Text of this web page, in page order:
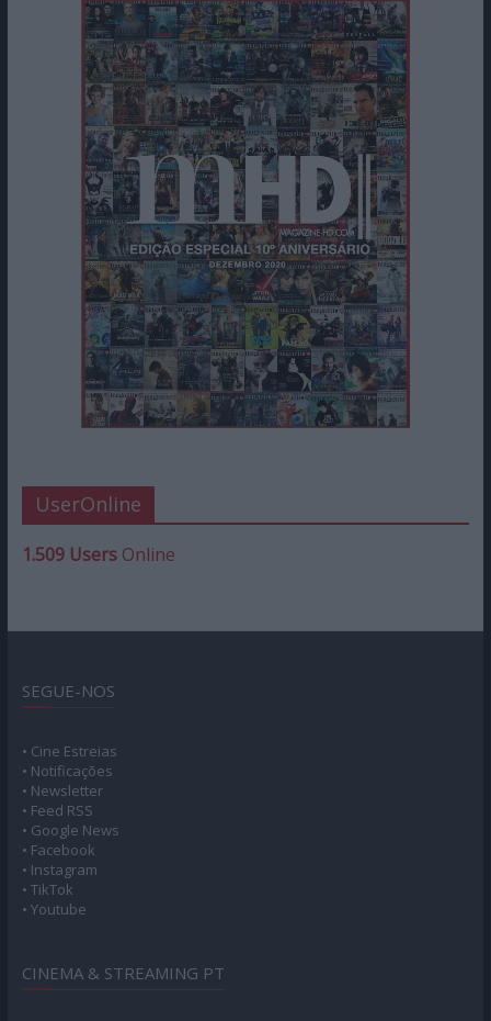
UserOnline
1.509 UsersOnline
SEGUE-NOS
• Cine Estreias
• Notificações
• Newsletter
• Feed RSS
• Google News
• Facebook
• Instagram
• TikTok
• Youtube
CINEMA & STREAMING PT